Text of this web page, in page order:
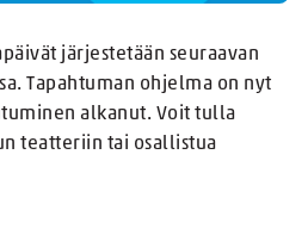
järjestetään seuraavan
Tapahtuman ohjelma on nyt
alkanut. Voit tulla
teatteriin tai osallistua